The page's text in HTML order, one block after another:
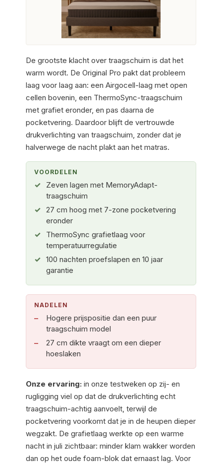
De grootste klacht over traagschuim is dat het
warm wordt. De Original Pro pakt dat probleem
laag voor laag aan: een Airgocell-laag met open
cellen bovenin, een ThermoSync-traagschuim
met grafiet eronder, en pas daarna de
pocketvering. Daardoor blijft de vertrouwde
drukverlichting van traagschuim, zonder dat je
halverwege de nacht plakt aan het matras.
VOORDELEN
Zeven lagen met MemoryAdapt-
traagschuim
27 cm hoog met 7-zone pocketvering
eronder
ThermoSync grafietlaag voor
temperatuurregulatie
100 nachten proefslapen en 10 jaar
garantie
NADELEN
Hogere prijspositie dan een puur
traagschuim model
27 cm dikte vraagt om een dieper
hoeslaken
Onze ervaring: in onze testweken op zij- en
rugligging viel op dat de drukverlichting echt
traagschuim-achtig aanvoelt, terwijl de
pocketvering voorkomt dat je in de heupen dieper
wegzakt. De grafietlaag werkte op een warme
nacht in juli zichtbaar: minder klam wakker worden
dan op het oude foam-blok dat ernaast lag. Voor